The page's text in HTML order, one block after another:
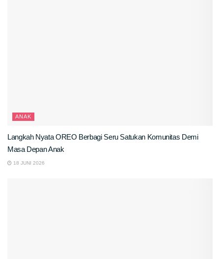
ANAK
Langkah Nyata OREO Berbagi Seru Satukan Komunitas Demi
Masa Depan Anak
18 JUNI 2026